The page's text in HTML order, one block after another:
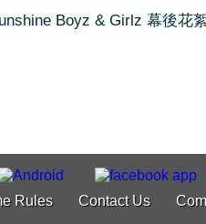
Boyz & Girlz 幕後花
Rules Contact Us